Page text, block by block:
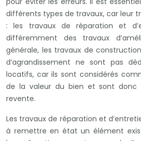
différents types de travaux, car leur
: les travaux de réparation et
différemment des travaux
générale, les travaux de
d’agrandissement ne sont pas
locatifs, car ils sont considérés
de la valeur du bien et sont donc
revente.
Les travaux de réparation et
à remettre en état un élément